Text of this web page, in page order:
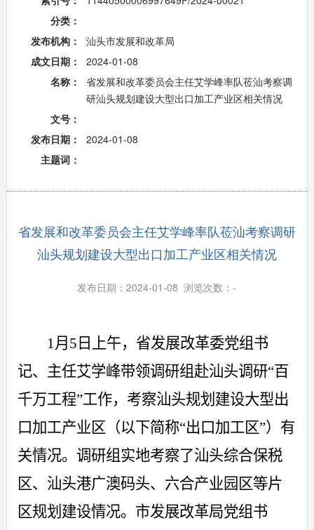
分类：
发布机构：
汕头市发展和改革局
成文日期：
2024-01-08
名称：
省发展和改革委员会主任艾学峰率队莅汕考察调
研汕头规划建设大型出口加工产业区相关情况
文号：
发布日期：
2024-01-08
主题词：
省发展和改革委员会主任艾学峰率队莅汕考察调研
汕头规划建设大型出口加工产业区相关情况
发布日期：2024-01-08 浏览次数：-
1 月 5 日上午，省发展改革委党组书
记、主任艾学峰带领调研组赴汕头调研“百
千万工程”工作，考察汕头规划建设大型出
口加工产业区（以下简称“出口加工区”）有
关情况。调研组实地考察了汕头综合保税
区、汕头港广澳码头、六合产业园区等片
区规划建设情况。市发展改革局党组书